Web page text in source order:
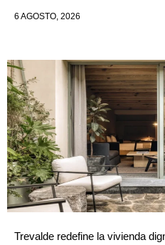
6 AGOSTO, 2026
Trevalde redefine la vivienda